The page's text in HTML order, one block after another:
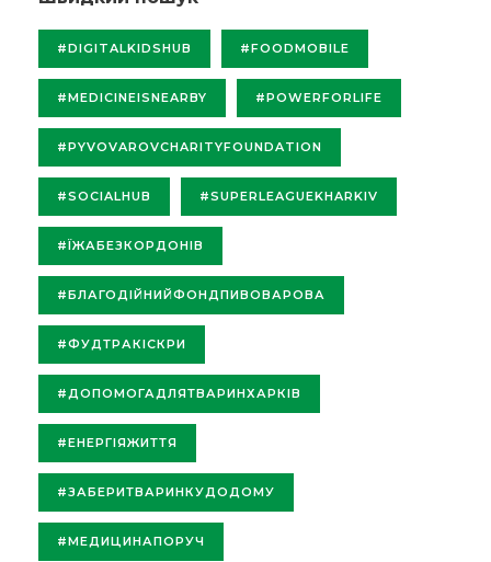
#DIGITALKIDSHUB #FOODMOBILE
#MEDICINEISNEARBY #POWERFORLIFE
#PYVOVAROVCHARITYFOUNDATION
#SOCIALHUB #SUPERLEAGUEKHARKIV
#ЇЖАБЕЗКОРДОНІВ
#БЛАГОДІЙНИЙФОНДПИВОВАРОВА
#ФУДТРАКІСКРИ
#ДОПОМОГАДЛЯТВАРИНХАРКІВ
#ЕНЕРГІЯЖИТТЯ
#ЗАБЕРИТВАРИНКУДОДОМУ
#МЕДИЦИНАПОРУЧ